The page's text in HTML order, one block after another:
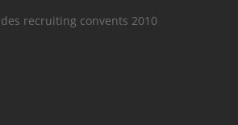
recruiting convents 2010